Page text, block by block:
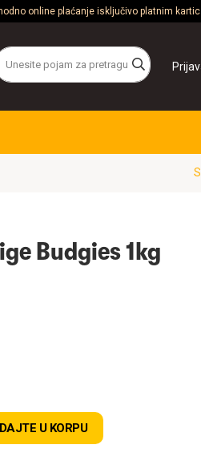
online plaćanje isključivo platnim
Budgies 1kg
U KORPU